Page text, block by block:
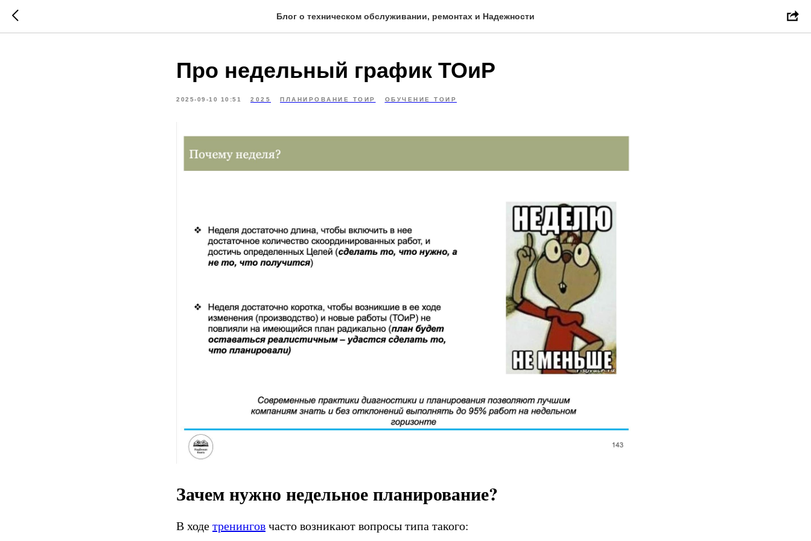
Блог о техническом обслуживании, ремонтах и Надежности
Про недельный график ТОиР
2025-09-10 10:51 2025 ПЛАНИРОВАНИЕ ТОИР ОБУЧЕНИЕ ТОИР
Зачем нужно недельное планирование?
В ходетренинговчасто возникают вопросы типа такого: